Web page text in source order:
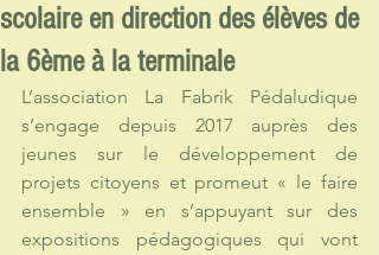
scolaire en direction des élèves de
la 6ème à la terminale
L’association La Fabrik Pédaludique
s’engage depuis 2017 auprès des
jeunes sur le développement de
projets citoyens et promeut « le faire
ensemble » en s’appuyant sur des
expositions pédagogiques qui vont